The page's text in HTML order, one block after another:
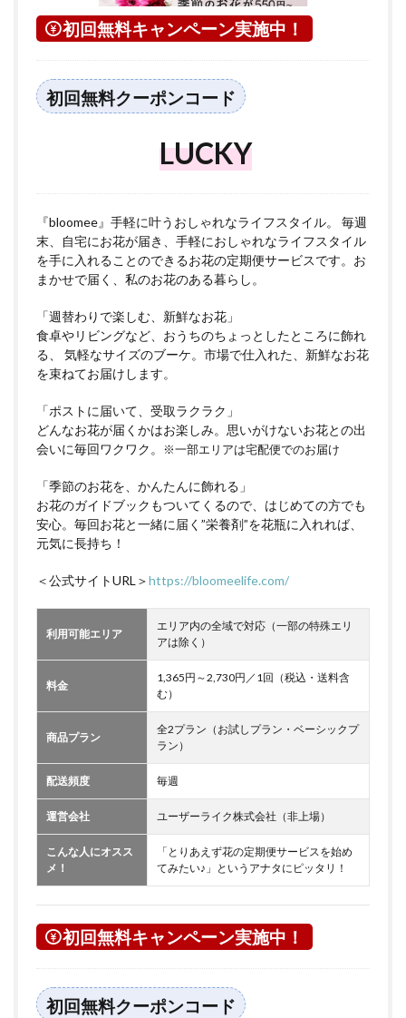
初回無料キャンペーン実施中！
初回無料クーポンコード
LUCKY
『bloomee』手軽に叶うおしゃれなライフスタイル。 毎週
末、自宅にお花が届き、手軽におしゃれなライフスタイル
を手に入れることのできるお花の定期便サービスです。お
まかせで届く、私のお花のある暮らし。
「週替わりで楽しむ、新鮮なお花」
食卓やリビングなど、おうちのちょっとしたところに飾れ
る、 気軽なサイズのブーケ。市場で仕入れた、新鮮なお花
を束ねてお届けします。
「ポストに届いて、受取ラクラク」
どんなお花が届くかはお楽しみ。思いがけないお花との出
会いに毎回ワクワク。
※一部エリアは宅配便でのお届け
「季節のお花を、かんたんに飾れる」
お花のガイドブックもついてくるので、はじめての方でも
安心。毎回お花と一緒に届く”栄養剤”を花瓶に入れれば、
元気に長持ち！
＜公式サイトURL＞https://bloomeelife.com/
利用可能エリア
エリア内の全域で対応（一部の特殊エリ
アは除く）
料金
1,365円～2,730円／1回（税込・送料含
む）
商品プラン
全2プラン（お試しプラン・ベーシックプ
ラン）
配送頻度 毎週
運営会社 ユーザーライク株式会社（非上場）
こんな人にオスス
メ！
「とりあえず花の定期便サービスを始め
てみたい♪」というアナタにピッタリ！
初回無料キャンペーン実施中！
初回無料クーポンコード